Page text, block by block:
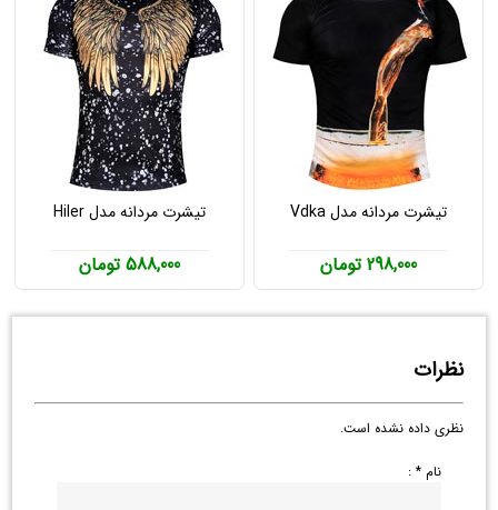
تیشرت مردانه مدل Vdka
298,000 تومان
تیشرت مردانه مدل Hiler
588,000 تومان
نظرات
نظری داده نشده است.
نام * :